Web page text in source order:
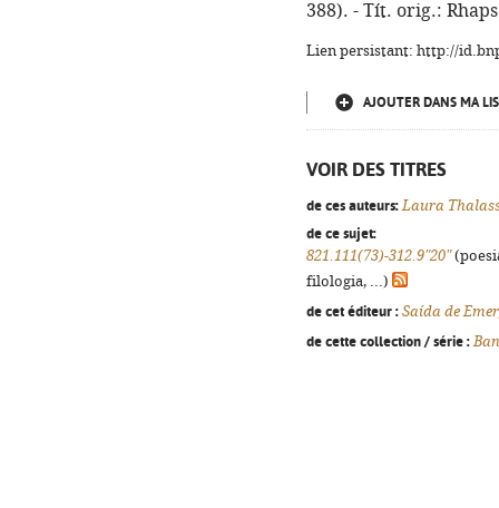
388). - Tít. orig.:
Lien persistant: http://
AJOUTER DANS MA
VOIR DES TITRES
de ces auteurs: Laura
de ce sujet:
821.111(73)-312.9"20"
filologia, ...)
de cet éditeur : Saída de
de cette collection / série :